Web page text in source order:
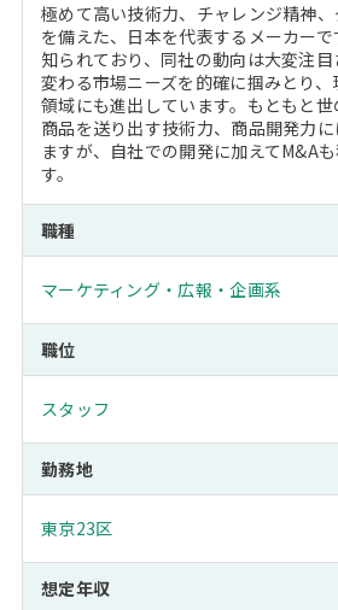
極めて高い技術力、チャレンジ精神
を備えた、日本を代表するメーカー
知られており、同社の動向は大変注目
変わる市場ニーズを的確に掴みとり
領域にも進出しています。もともと
商品を送り出す技術力、商品開発力
ますが、自社での開発に加えてM&A
す。
職種
マーケティング・広報・企画系
職位
スタッフ
勤務地
東京23区
想定年収